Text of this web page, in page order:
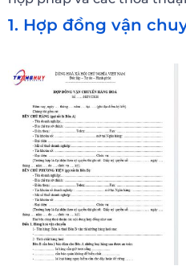
1. Hợp đồng vận